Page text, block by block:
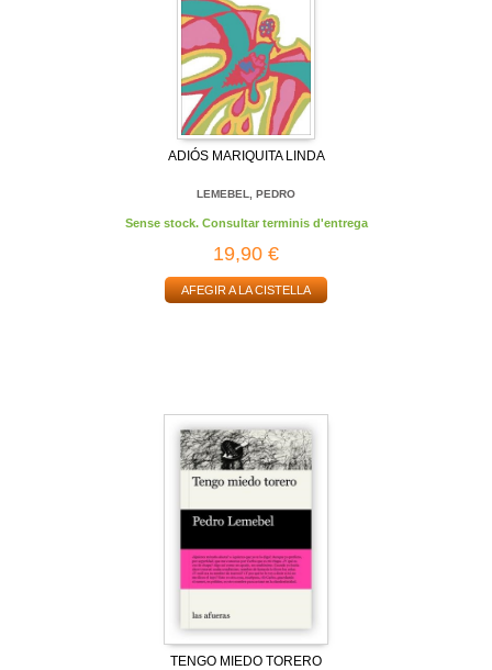
ADIÓS MARIQUITA LINDA
LEMEBEL, PEDRO
Sense stock. Consultar terminis d'entrega
19,90 €
AFEGIR A LA CISTELLA
TENGO MIEDO TORERO